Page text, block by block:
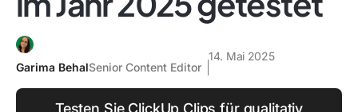
Garima BehalSenior Content Editor
14. Mai 2025
Testen Sie ClickUp Clips für qualitativ